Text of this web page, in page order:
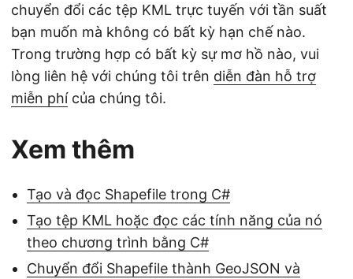
chuyển đổi các tệp KML trực tuyến với tần suất
bạn muốn mà không có bất kỳ hạn chế nào.
Trong trường hợp có bất kỳ sự mơ hồ nào, vui
lòng liên hệ với chúng tôi trên diễn đàn hỗ trợ
miễn phícủa chúng tôi.
Xem thêm
Tạo và đọc Shapefile trong C#
Tạo tệp KML hoặc đọc các tính năng của nó
theo chương trình bằng C#
Chuyển đổi Shapefile thành GeoJSON và